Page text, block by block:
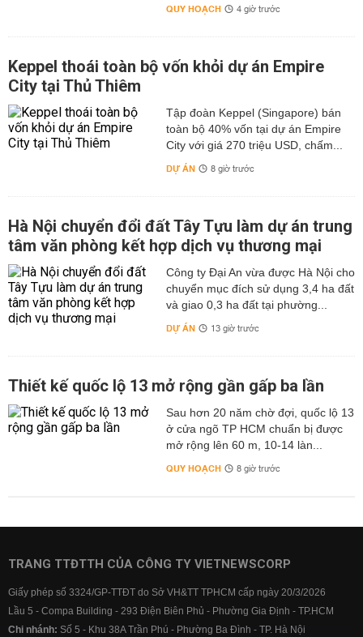
QUY HOẠCH 4 giờ trước
Keppel thoái toàn bộ vốn khỏi dự án Empire
City tại Thủ Thiêm
Tập đoàn Keppel (Singapore) bán
toàn bộ 40% vốn tại dự án Empire
City với giá 270 triệu USD, chấm...
DỰ ÁN 8 giờ trước
Hà Nội chuyển đổi đất Tây Tựu làm dự án trung
tâm văn phòng kết hợp dịch vụ thương mại
Công ty Đại An vừa được Hà Nội cho
chuyển mục đích sử dụng 3,4 ha đất
và giao 0,3 ha đất tại phường...
DỰ ÁN 13 giờ trước
Thiết kế quốc lộ 13 mở rộng gần gấp ba lần
Sau hơn 20 năm chờ đợi, quốc lộ 13
ở cửa ngõ TP HCM chuẩn bị được
mở rộng lên 60 m, 10-14 làn...
QUY HOẠCH 8 giờ trước
TRANG TTĐTTH CỦA CÔNG TY VIETNEWSCORP
Giấy phép số 3324/GP-TTĐT do Sở VH&TT TPHCM cấp ngày 20/3/2026
Lầu 5 - Compa Building - 293 Điện Biên Phủ - Phường Gia Định - TP.HCM
Chi nhánh: Số 5 - Khu 38A Trần Phú - Phường Ba Đình - TP. Hà Nội